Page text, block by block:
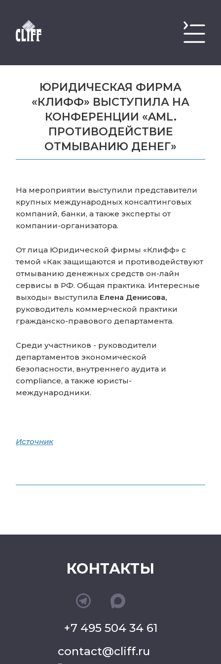
ЮРИДИЧЕСКАЯ ФИРМА
«КЛИФФ» ВЫСТУПИЛА НА
КОНФЕРЕНЦИИ «AML.
ПРОТИВОДЕЙСТВИЕ
ОТМЫВАНИЮ ДЕНЕГ»
На мероприятии выступили представители
крупных международных консалтинговых
компаний, банки, а также эксперты от
компании-организатора.
От лица Юридической фирмы «Клифф» с
темой «Как защищаются и противодействуют
отмыванию денежных средств он-лайн
сервисы в РФ. Общая практика. Интересные
выходы» выступила Елена Денисова,
руководитель коммерческой практики
гражданско-правового департамента.
Среди участников - руководители
департаментов экономической
безопасности, внутреннего аудита и
compliance, а также юристы-
международники.
Источник
КОНТАКТЫ
+7 495 504 34 61
contact@cliff.ru